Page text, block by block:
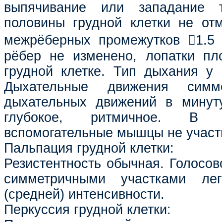
выпячивание или западание
половины грудной клетки не
межрёберных промежутков
рёбер не изменено, лопатки
грудной клетке. Тип дыхания у
Дыхательные движения
дыхательных движений в
глубокое, ритмичное. В
вспомогательные мышцы не
Пальпация грудной клетки:
Резистентность обычная.
симметричными участками
(средней) интенсивности.
Перкуссия грудной клетки: